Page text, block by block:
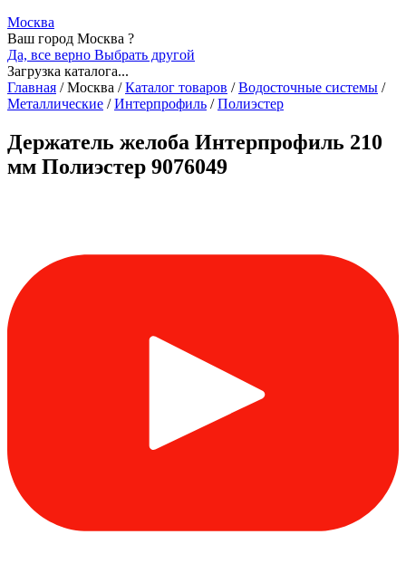
Москва
Ваш город Москва ?
Да, все верно Выбрать другой
Загрузка каталога...
Главная /Москва / Каталог товаров / Водосточные системы /
Металлические / Интерпрофиль / Полиэстер
Держатель желоба Интерпрофиль 210
мм Полиэстер 9076049